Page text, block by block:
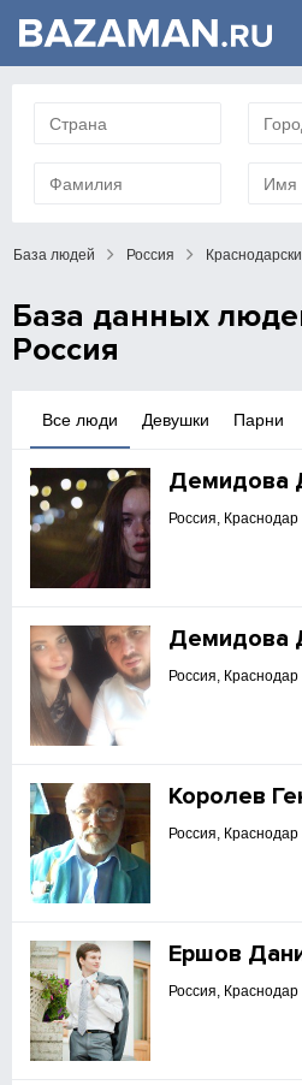
База людей Россия
База данных
Россия
Парни
Девушки
Все люди
Демидова
Россия, Краснодар
Демидова
Россия, Краснодар
Королев
Россия, Краснодар
Ершов
Россия, Краснодар